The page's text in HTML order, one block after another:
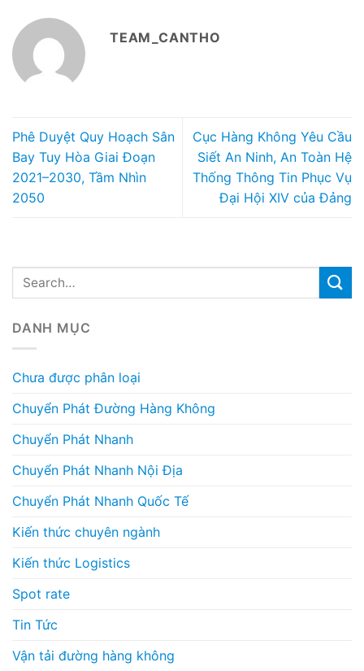
TEAM_CANTHO
Phê Duyệt Quy Hoạch Sân
Bay Tuy Hòa Giai Đoạn
2021–2030, Tầm Nhìn
2050
Cục Hàng Không Yêu Cầu
Siết An Ninh, An Toàn Hệ
Thống Thông Tin Phục Vụ
Đại Hội XIV của Đảng
DANH MỤC
Chưa được phân loại
Chuyển Phát Đường Hàng Không
Chuyển Phát Nhanh
Chuyển Phát Nhanh Nội Địa
Chuyển Phát Nhanh Quốc Tế
Kiến thức chuyên ngành
Kiến thức Logistics
Spot rate
Tin Tức
Vận tải đường hàng không